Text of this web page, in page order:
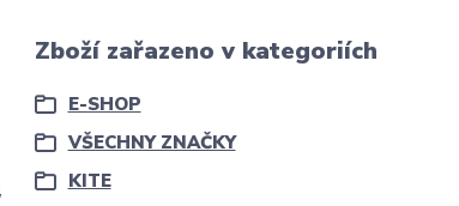
Zboží zařazeno v kategoriích
E-SHOP
VŠECHNY ZNAČKY
KITE